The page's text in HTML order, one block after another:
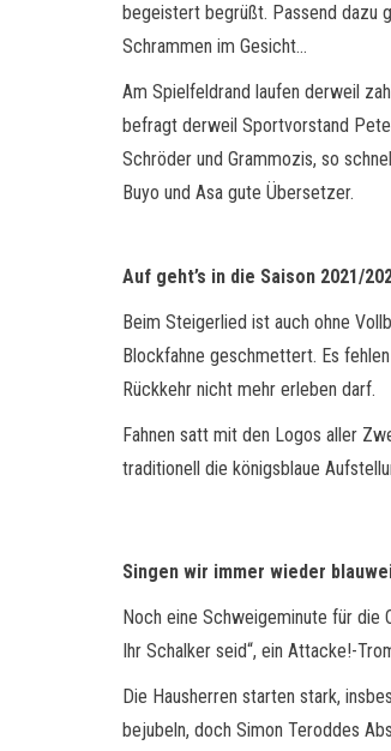
begeistert begrüßt. Passend dazu
Schrammen im Gesicht…
Am Spielfeldrand laufen derweil
befragt derweil Sportvorstand
Schröder und Grammozis, so
Buyo und Asa gute Übersetzer.
Auf geht’s in die Saison 2021/
Beim Steigerlied ist auch ohne
Blockfahne geschmettert. Es
Rückkehr nicht mehr erleben darf.
Fahnen satt mit den Logos aller
traditionell die königsblaue
Singen wir immer wieder
Noch eine Schweigeminute für die
Ihr Schalker seid“, ein Attacke!-
Die Hausherren starten stark,
bejubeln, doch Simon Teroddes